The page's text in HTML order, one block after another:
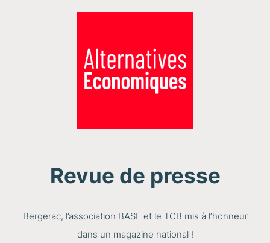
Revue de presse
Bergerac, l’association BASE et le TCB mis à l’honneur
dans un magazine national !